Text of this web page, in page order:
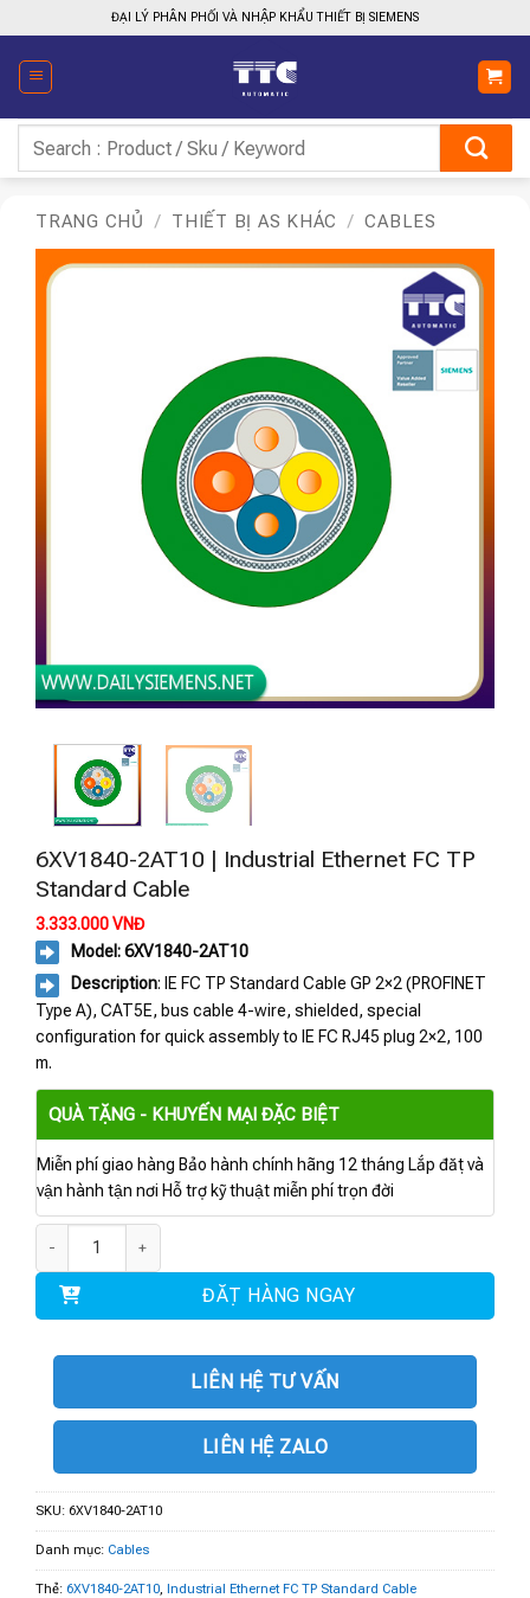
qua
nội
dung
ĐẠI LÝ PHÂN PHỐI VÀ NHẬP KHẨU THIẾT BỊ SIEMENS
kiếm:
TRANG CHỦ / THIẾT BỊ AS KHÁC / CABLES
6XV1840-2AT10 | Industrial Ethernet FC TP
Standard Cable
3.333.000VNĐ
Model: 6XV1840-2AT10
Description: IE FC TP Standard Cable GP 2×2 (PROFINET
Type A), CAT5E, bus cable 4-wire, shielded, special
configuration for quick assembly to IE FC RJ45 plug 2×2, 100
m.
QUÀ TẶNG - KHUYẾN MẠI ĐẶC BIỆT
Miễn phí giao hàng Bảo hành chính hãng 12 tháng Lắp đặt và
vận hành tận nơi Hỗ trợ kỹ thuật miễn phí trọn đời
ĐẶT HÀNG NGAY
LIÊN HỆ TƯ VẤN
LIÊN HỆ ZALO
SKU: 6XV1840-2AT10
Danh mục: Cables
Thẻ: 6XV1840-2AT10, Industrial Ethernet FC TP Standard Cable